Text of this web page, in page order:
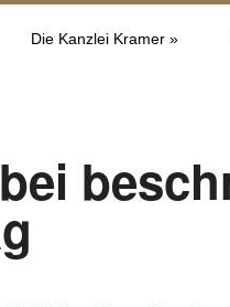
Die Kanzlei Kramer »